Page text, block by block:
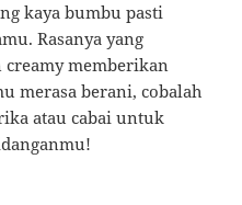
kaya bumbu pasti
Rasanya yang
creamy memberikan
merasa berani, cobalah
atau cabai untuk